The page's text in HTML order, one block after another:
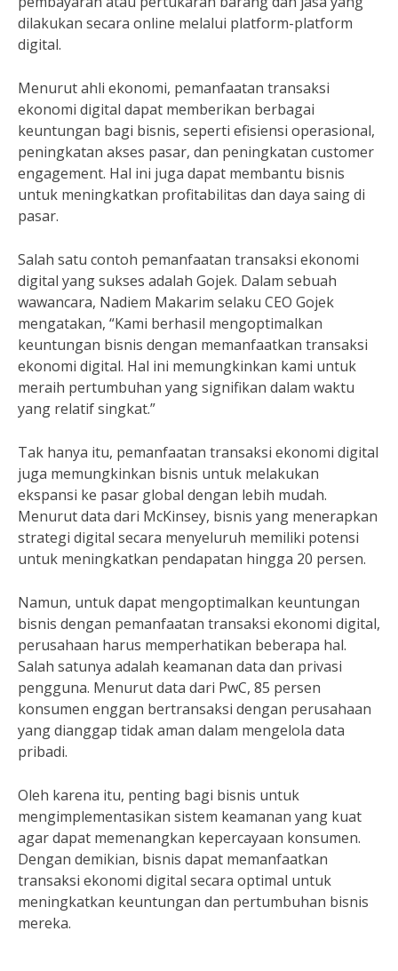
dilakukan secara online melalui platform-platform
digital.
Menurut ahli ekonomi, pemanfaatan transaksi
ekonomi digital dapat memberikan berbagai
keuntungan bagi bisnis, seperti efisiensi operasional,
peningkatan akses pasar, dan peningkatan customer
engagement. Hal ini juga dapat membantu bisnis
untuk meningkatkan profitabilitas dan daya saing di
pasar.
Salah satu contoh pemanfaatan transaksi ekonomi
digital yang sukses adalah Gojek. Dalam sebuah
wawancara, Nadiem Makarim selaku CEO Gojek
mengatakan, “Kami berhasil mengoptimalkan
keuntungan bisnis dengan memanfaatkan transaksi
ekonomi digital. Hal ini memungkinkan kami untuk
meraih pertumbuhan yang signifikan dalam waktu
yang relatif singkat.”
Tak hanya itu, pemanfaatan transaksi ekonomi digital
juga memungkinkan bisnis untuk melakukan
ekspansi ke pasar global dengan lebih mudah.
Menurut data dari McKinsey, bisnis yang menerapkan
strategi digital secara menyeluruh memiliki potensi
untuk meningkatkan pendapatan hingga 20 persen.
Namun, untuk dapat mengoptimalkan keuntungan
bisnis dengan pemanfaatan transaksi ekonomi digital,
perusahaan harus memperhatikan beberapa hal.
Salah satunya adalah keamanan data dan privasi
pengguna. Menurut data dari PwC, 85 persen
konsumen enggan bertransaksi dengan perusahaan
yang dianggap tidak aman dalam mengelola data
pribadi.
Oleh karena itu, penting bagi bisnis untuk
mengimplementasikan sistem keamanan yang kuat
agar dapat memenangkan kepercayaan konsumen.
Dengan demikian, bisnis dapat memanfaatkan
transaksi ekonomi digital secara optimal untuk
meningkatkan keuntungan dan pertumbuhan bisnis
mereka.